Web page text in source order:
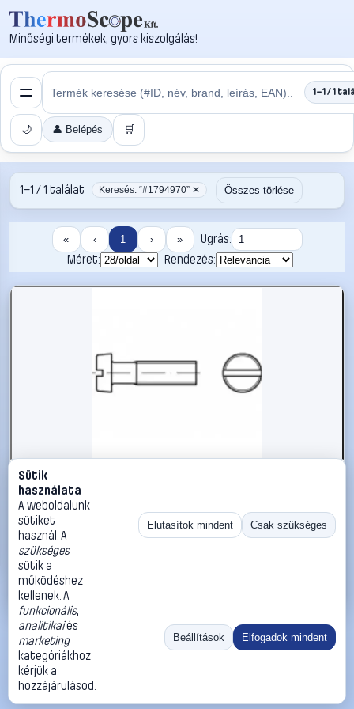
Minőségi termékek, gyors kiszolgálás!
1–1 / 1
🌙 👤 Belépés 🛒
1–1 / 1 találat Keresés: “#1794970” ✕ Összes törlése
« ‹ 1 › »
Ugrás:
Méret:
Rendezés:
#1794970
TOOLCRAFT TO-5384910 hengeres fejű csavar M6 25 mm
egyeneshornyú ISO 1207 500 db
TOOLCRAFT Metrikus csavarok
14 990 Ft
Kosárba
«
Ugrás:
Méret:
Rendezés:
©2026
ThermoScope
ÁSZF
Cégbemutató
Sütik
használata
A weboldalunk
sütiket
használ. A
szükséges
sütik a
működéshez
kellenek. A
funkcionális,
analitikaiés
marketing
kategóriákhoz
kérjük a
hozzájárulásod.
Elutasítok mindent Csak szükséges
Beállítások Elfogadok mindent